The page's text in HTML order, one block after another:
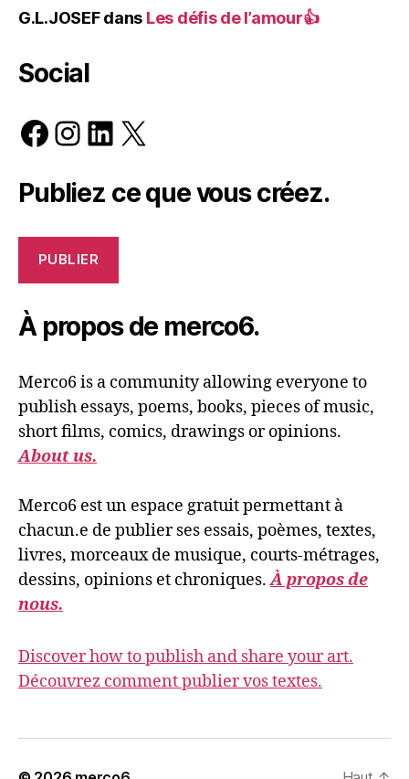
G.L.JOSEFdans Les défis de l’amour👍
Social
Facebook
Instagram
LinkedIn
X
Publiez ce que vous créez.
PUBLIER
À propos de merco6.
Merco6 is a community allowing everyone to
publish essays, poems, books, pieces of music,
short films, comics, drawings or opinions.
About us.
Merco6 est un espace gratuit permettant à
chacun.e de publier ses essais, poèmes, textes,
livres, morceaux de musique, courts-métrages,
dessins, opinions et chroniques.À propos de
nous.
Discover how to publish and share your art.
Découvrez comment publier vos textes.